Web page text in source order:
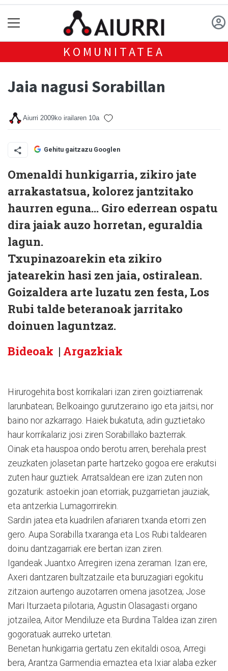
KOMUNITATEA
Jaia nagusi Sorabillan
Aiurri 2009ko irailaren 10a
Gehitu gaitzazu Googlen
Omenaldi hunkigarria, zikiro jate
arrakastatsua, kolorez jantzitako
haurren eguna... Giro ederrean ospatu
dira jaiak auzo horretan, eguraldia
lagun.
Txupinazoarekin eta zikiro
jatearekin hasi zen jaia, ostiralean.
Goizaldera arte luzatu zen festa, Los
Rubi talde beteranoak jarritako
doinuen laguntzaz.
Bideoak | Argazkiak
Hirurogehita bost korrikalari izan ziren goiztiarrenak
larunbatean; Belkoaingo gurutzeraino igo eta jaitsi, nor
baino nor azkarrago. Haiek bukatuta, adin guztietako
haur korrikalariz josi ziren Sorabillako bazterrak.
Oinak eta hauspoa ondo berotu arren, berehala prest
zeuzkaten jolasetan parte hartzeko gogoa ere erakutsi
zuten haur guztiek. Arratsaldean ere izan zuten non
gozaturik: astoekin joan etorriak, puzgarrietan jauziak,
eta antzerkia Lumagorrirekin.
Sardin jatea eta kuadrilen afariaren txanda etorri zen
gero. Aupa Sorabilla txaranga eta Los Rubi taldearen
doinu dantzagarriak ere bertan izan ziren.
Igandeak Juantxo Arregiren izena zeraman. Izan ere,
Axeri dantzaren bultzatzaile eta buruzagiari egokitu
zitzaion aurtengo auzotarren omena jasotzea; Jose
Mari Iturzaeta pilotaria, Agustin Olasagasti organo
jotzailea, Aitor Mendiluze eta Burdina Taldea izan ziren
gogoratuak aurreko urtetan.
Benetan hunkigarria gertatu zen ekitaldi osoa, Arregi
bera, Arantza Garmendia emaztea eta Ixiar alaba ezker